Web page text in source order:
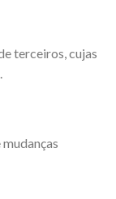
terceiros, cujas